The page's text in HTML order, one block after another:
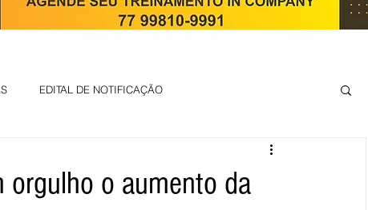
EDITAL DE NOTIFICAÇÃO
orgulho o aumento da